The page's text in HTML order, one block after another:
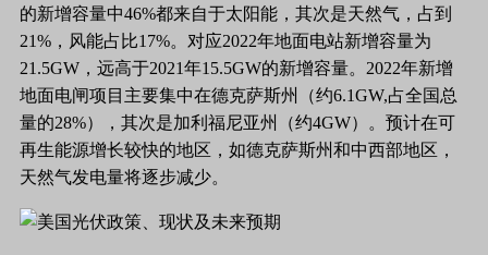
的新增容量中46%都来自于太阳能，其次是天然气，占到
21%，风能占比17%。对应2022年地面电站新增容量为
21.5GW，远高于2021年15.5GW的新增容量。2022年新增
地面电闸项目主要集中在德克萨斯州（约6.1GW,占全国总
量的28%），其次是加利福尼亚州（约4GW）。预计在可
再生能源增长较快的地区，如德克萨斯州和中西部地区，
天然气发电量将逐步减少。